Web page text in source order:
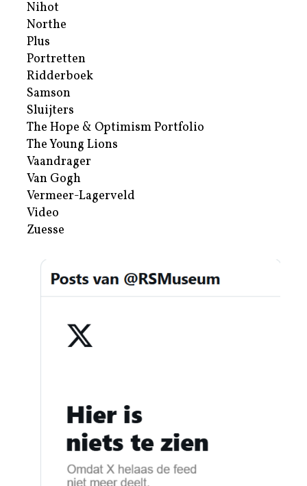
Nihot
Northe
Plus
Portretten
Ridderboek
Samson
Sluijters
The Hope & Optimism Portfolio
The Young Lions
Vaandrager
Van Gogh
Vermeer-Lagerveld
Video
Zuesse